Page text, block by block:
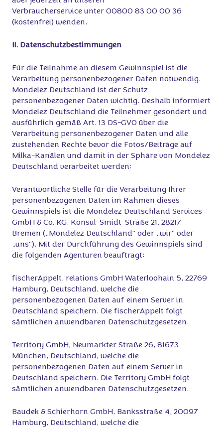
Verbraucherservice unter 00800 83 00 00 36
(kostenfrei) wenden.
II. Datenschutzbestimmungen
Für die Teilnahme an diesem Gewinnspiel ist die
Verarbeitung personenbezogener Daten notwendig.
Mondelez Deutschland ist der Schutz
personenbezogener Daten wichtig. Deshalb informiert
Mondelez Deutschland die Teilnehmer gesondert und
ausführlich gemäß Art. 13 DS-GVO über die
Verarbeitung personenbezogener Daten und alle
zustehenden Rechte bevor die Fotos/Beiträge auf
Milka-Kanälen und damit in der Sphäre von Mondelez
Deutschland verarbeitet werden:
Verantwortliche Stelle für die Verarbeitung Ihrer
personenbezogenen Daten im Rahmen dieses
Gewinnspiels ist die Mondelez Deutschland Services
GmbH & Co. KG, Konsul-Smidt-Straße 21, 28217
Bremen („Mondelez Deutschland“ oder „wir“ oder
„uns“). Mit der Durchführung des Gewinnspiels sind
die folgenden Agenturen beauftragt:
fischerAppelt, relations GmbH Waterloohain 5, 22769
Hamburg, Deutschland, welche die
personenbezogenen Daten auf einem Server in
Deutschland speichern. Die fischerAppelt folgt
sämtlichen anwendbaren Datenschutzgesetzen.
Territory GmbH, Neumarkter Straße 26, 81673
München, Deutschland, welche die
personenbezogenen Daten auf einem Server in
Deutschland speichern. Die Territory GmbH folgt
sämtlichen anwendbaren Datenschutzgesetzen.
Baudek & Schierhorn GmbH, Banksstraße 4, 20097
Hamburg, Deutschland, welche die